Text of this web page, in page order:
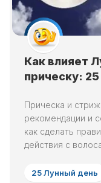
Как влияет
прическу:
Прическа и
рекомендации и
как сделать
действия с
25 Лунный день